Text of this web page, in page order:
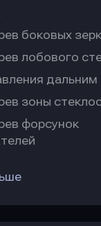
боковых
лобового
зоны
форсунок